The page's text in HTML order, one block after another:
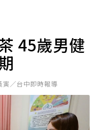
45歲男健
／台中即時報導